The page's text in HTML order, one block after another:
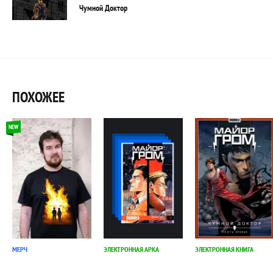
Чумной Доктор
ПОХОЖЕЕ
NEW
МЕРЧ ЭЛЕКТРОННАЯ АРКА ЭЛЕКТРОННАЯ КНИГА